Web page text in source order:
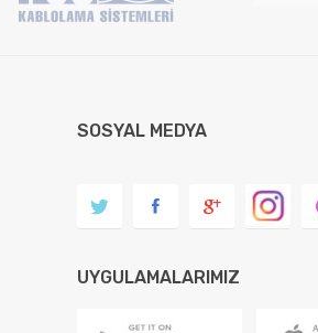
SOSYAL MEDYA
UYGULAMALARIMIZ